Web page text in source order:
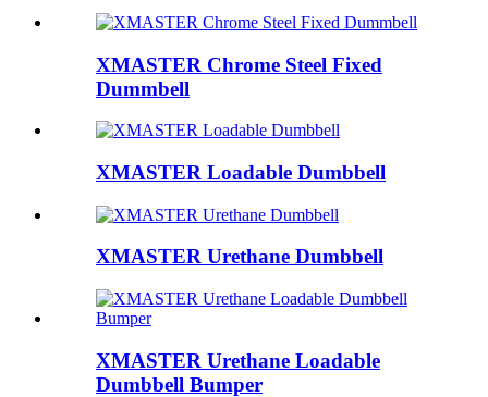
XMASTER Chrome Steel Fixed
Dummbell
XMASTER Loadable Dumbbell
XMASTER Urethane Dumbbell
XMASTER Urethane Loadable
Dumbbell Bumper